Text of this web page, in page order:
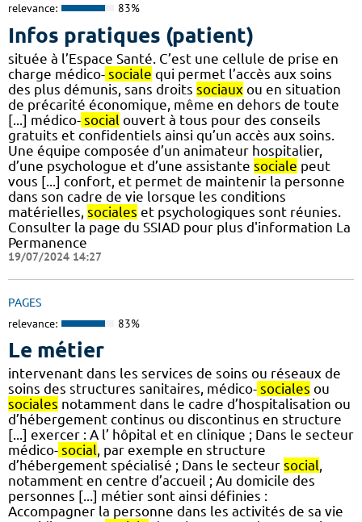
relevance: 83%
Infos pratiques (patient)
située à l’Espace Santé. C’est une cellule de prise en
charge médico- sociale qui permet l’accès aux soins
des plus démunis, sans droits sociaux ou en situation
de précarité économique, même en dehors de toute
[...] médico- social ouvert à tous pour des conseils
gratuits et confidentiels ainsi qu’un accès aux soins.
Une équipe composée d’un animateur hospitalier,
d’une psychologue et d’une assistante sociale peut
vous [...] confort, et permet de maintenir la personne
dans son cadre de vie lorsque les conditions
matérielles, sociales et psychologiques sont réunies.
Consulter la page du SSIAD pour plus d'information La
Permanence
19/07/2024 14:27
PAGES
relevance: 83%
Le métier
intervenant dans les services de soins ou réseaux de
soins des structures sanitaires, médico- sociales ou
sociales notamment dans le cadre d’hospitalisation ou
d’hébergement continus ou discontinus en structure
[...] exercer : A l’ hôpital et en clinique ; Dans le secteur
médico- social, par exemple en structure
d’hébergement spécialisé ; Dans le secteur social,
notamment en centre d’accueil ; Au domicile des
personnes [...] métier sont ainsi définies :
Accompagner la personne dans les activités de sa vie